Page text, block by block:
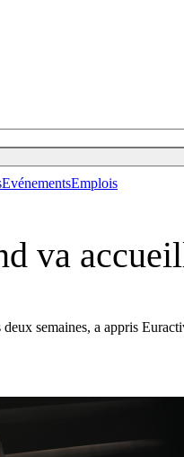
EvénementsEmplois
va
semaines, a appris